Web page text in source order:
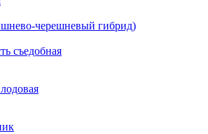
черешневый гибрид)
съедобная